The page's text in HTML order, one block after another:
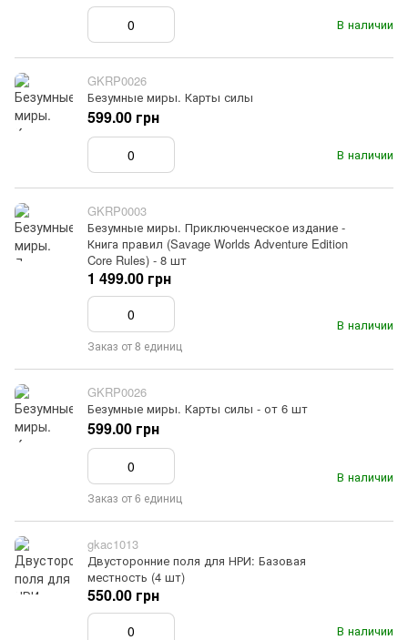
В наличии
GKRP0026
Безумные миры. Карты силы
В наличии
599.00 грн
GKRP0003
Безумные миры. Приключенческое издание -
Книга правил (Savage Worlds Adventure Edition
Core Rules) - 8 шт
В наличии
1 499.00 грн
Заказ от 8 единиц
GKRP0026
Безумные миры. Карты силы - от 6 шт
В наличии
599.00 грн
Заказ от 6 единиц
gkac1013
Двусторонние поля для НРИ: Базовая
местность (4 шт)
В наличии
550.00 грн